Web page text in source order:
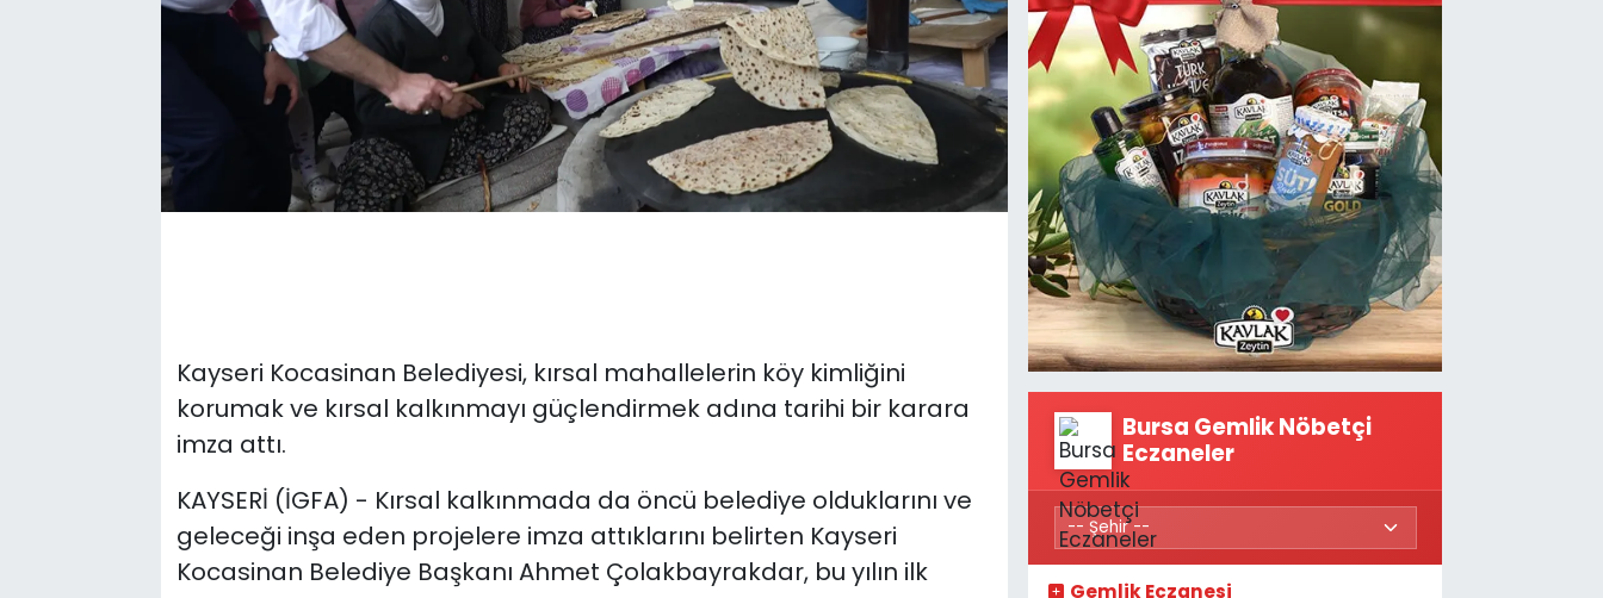
Kayseri Kocasinan Belediyesi, kırsal mahallelerin köy kimliğini
korumak ve kırsal kalkınmayı güçlendirmek adına tarihi bir karara
imza attı.
KAYSERİ (İGFA) - Kırsal kalkınmada da öncü belediye olduklarını ve
geleceği inşa eden projelere imza attıklarını belirten Kayseri
Kocasinan Belediye Başkanı Ahmet Çolakbayrakdar, bu yılın ilk
Bursa Gemlik Nöbetçi
Eczaneler
Gemlik Eczanesi